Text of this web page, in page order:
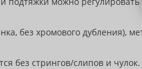
без хромового дубления),
без стрингов/слипов и чулок.